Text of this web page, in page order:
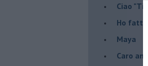
Ciao
Ho fatto
Maya
Caro